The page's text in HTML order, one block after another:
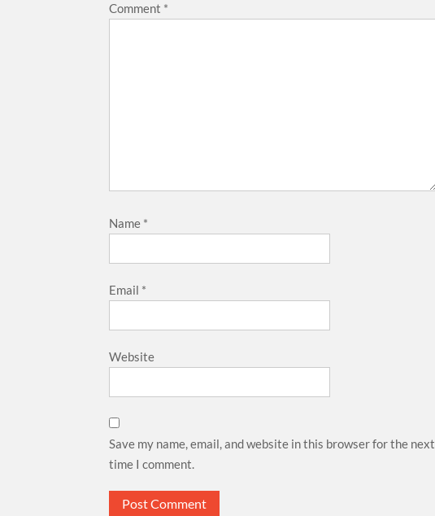
Comment *
Name *
Email *
Website
Save my name, email, and website in this browser for the next
time I comment.